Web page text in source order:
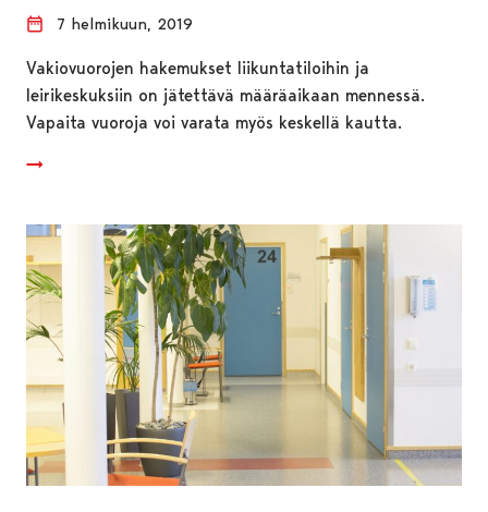
7 helmikuun, 2019
Vakiovuorojen hakemukset liikuntatiloihin ja
leirikeskuksiin on jätettävä määräaikaan mennessä.
Vapaita vuoroja voi varata myös keskellä kautta.